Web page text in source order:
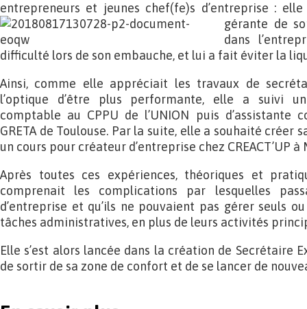
entrepreneurs et jeunes chef(fe)s d’entreprise :
gérante de
dans
difficulté lors de son embauche, et lui a fait éviter la
Ainsi, comme elle appréciait les travaux de
l’optique d’être plus performante, elle a suivi
comptable au CPPU de l’UNION puis d’assistante
GRETA de Toulouse. Par la suite, elle a souhaité créer
un cours pour créateur d’entreprise chez CREACT’UP à
Après toutes ces expériences, théoriques et
comprenait les complications par lesquelles
d’entreprise et qu’ils ne pouvaient pas gérer seuls
tâches administratives, en plus de leurs activités
Elle s’est alors lancée dans la création de Secrétaire
de sortir de sa zone de confort et de se lancer de